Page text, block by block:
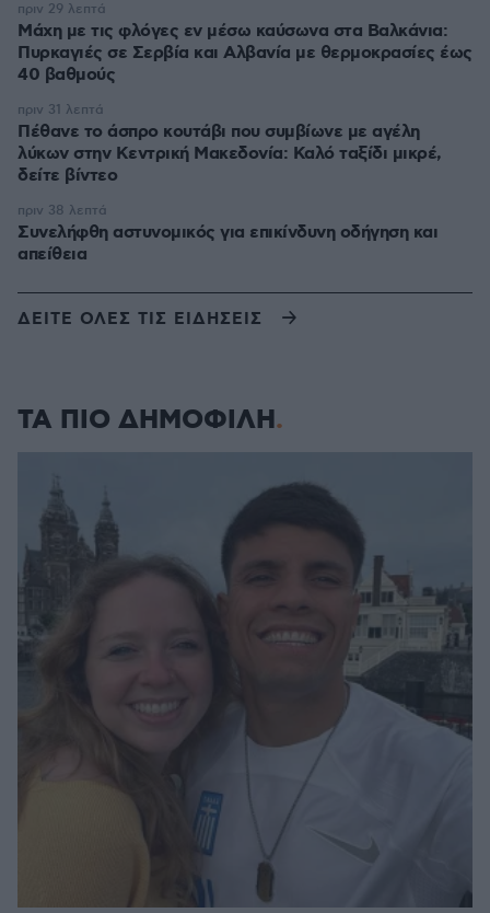
Μάχη με τις φλόγες εν μέσω καύσωνα στα Βαλκάνια:
Πυρκαγιές σε Σερβία και Αλβανία με θερμοκρασίες έως
40 βαθμούς
πριν 29 λεπτά
Πέθανε το άσπρο κουτάβι που συμβίωνε με αγέλη
λύκων στην Κεντρική Μακεδονία: Καλό ταξίδι μικρέ,
δείτε βίντεο
πριν 31 λεπτά
Συνελήφθη αστυνομικός για επικίνδυνη οδήγηση και
απείθεια
πριν 38 λεπτά
ΔΕΙΤΕ ΟΛΕΣ ΤΙΣ ΕΙΔΗΣΕΙΣ
ΤΑ ΠΙΟ ΔΗΜΟΦΙΛΗ